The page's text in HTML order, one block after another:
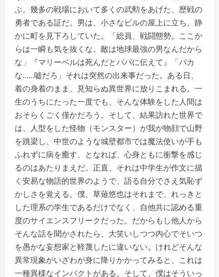
ぶ。幾多の戦場において多くの武勲をあげた、歴戦の
勇者である証だ。男は、小さなビルの屋上に立ち、静
かに町を見下ろしていた。「総員、戦闘態勢。ここか
らは一瞬も気を抜くな。敵は地球最強の男なんだから
な」『マリーベルは死んだとパパに伝えて』「バカ
な……嘘だろ」それは突然の出来事だった。ある日、
着の身着のまま、見知らぬ異世界に放りこまれる。一
生のうちにたった一度でも、そんな体験をした人間は
おそらくごく僅かだろう。そして、結果訪れた世界で
は、人型をした怪物（モンスター）が我が物顔で山野
を跳梁し、中世のような城壁都市では魔法使いが手も
ふれずに病を癒す、となれば、心身ともに衝撃を感じ
るのはあたりまえだ。正直、それは中学生が作文に描
く安易な物語的世界のようで、語る自分でさえ気恥ず
かしさを覚える。僕、草薙悠也はそれまで、れっきと
した理系の学生であるだけでなく、自他共に認める重
度のサイエンスフリークだった。だからもし他人から
そんな話を聞かされたら、大笑いしつつ内心でそいつ
を愚かな妄想家と軽蔑したに違いない。けれどそんな
異常現象がいざわが身に降りかかってみると、これは
一種異様なインパクトがある。そして、僕はそういっ